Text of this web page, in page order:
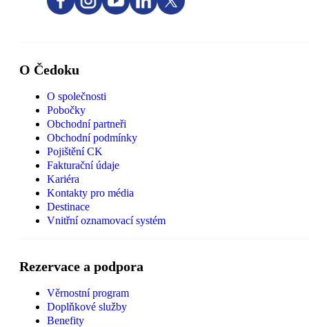
O Čedoku
O společnosti
Pobočky
Obchodní partneři
Obchodní podmínky
Pojištění CK
Fakturační údaje
Kariéra
Kontakty pro média
Destinace
Vnitřní oznamovací systém
Rezervace a podpora
Věrnostní program
Doplňkové služby
Benefity